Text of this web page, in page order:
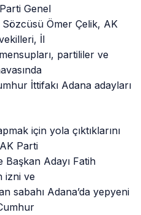
Genel
Sözcüsü Ömer Çelik, AK
İl
partililer ve
İttifakı Adana adayları
için yola çıktıklarını
Parti
Adayı Fatih
izni ve
sabahı Adana’da yepyeni